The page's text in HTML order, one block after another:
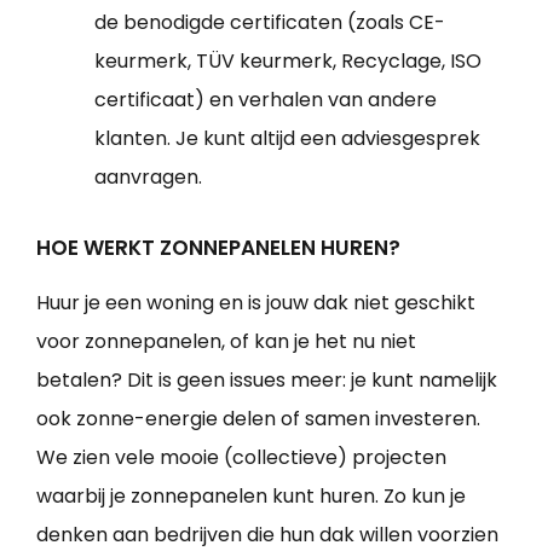
de benodigde certificaten (zoals CE-
keurmerk, TÜV keurmerk, Recyclage, ISO
certificaat) en verhalen van andere
klanten. Je kunt altijd een adviesgesprek
aanvragen.
HOE WERKT ZONNEPANELEN HUREN?
Huur je een woning en is jouw dak niet geschikt
voor zonnepanelen, of kan je het nu niet
betalen? Dit is geen issues meer: je kunt namelijk
ook zonne-energie delen of samen investeren.
We zien vele mooie (collectieve) projecten
waarbij je zonnepanelen kunt huren. Zo kun je
denken aan bedrijven die hun dak willen voorzien